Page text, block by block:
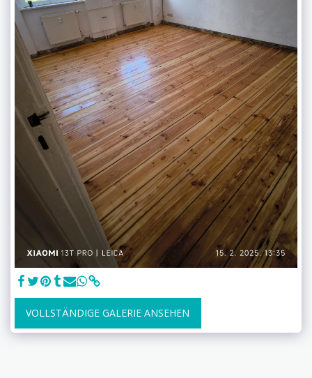
VOLLSTÄNDIGE GALERIE ANSEHEN